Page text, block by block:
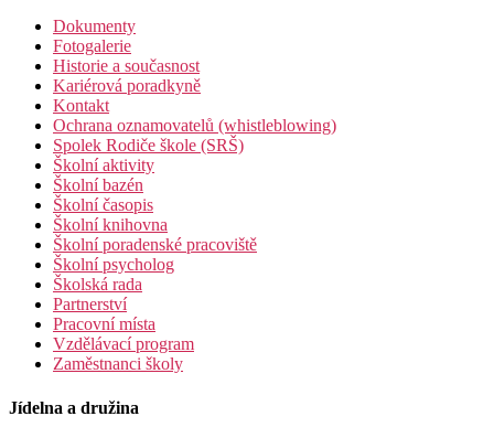
Dokumenty
Fotogalerie
Historie a současnost
Kariérová poradkyně
Kontakt
Ochrana oznamovatelů (whistleblowing)
Spolek Rodiče škole (SRŠ)
Školní aktivity
Školní bazén
Školní časopis
Školní knihovna
Školní poradenské pracoviště
Školní psycholog
Školská rada
Partnerství
Pracovní místa
Vzdělávací program
Zaměstnanci školy
Jídelna a družina